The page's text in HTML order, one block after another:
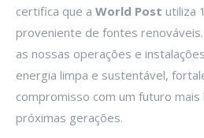
certifica que a World Post utiliza
proveniente de fontes
as nossas operações e
energia limpa e sustentável,
compromisso com um futuro
próximas gerações.